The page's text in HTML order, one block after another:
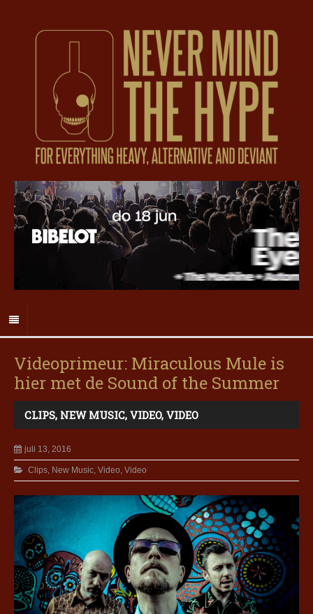
Videoprimeur: Miraculous Mule is
hier met de Sound of the Summer
CLIPS, NEW MUSIC, VIDEO, VIDEO
juli 13, 2016
Clips, New Music, Video, Video